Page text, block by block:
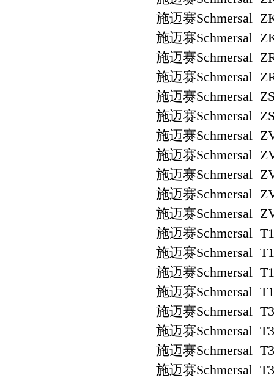
施迈赛Schmersal
施迈赛Schmersal
施迈赛Schmersal
施迈赛Schmersal
施迈赛Schmersal
施迈赛Schmersal
施迈赛Schmersal
施迈赛Schmersal
施迈赛Schmersal
施迈赛Schmersal
施迈赛Schmersal
施迈赛Schmersal
施迈赛Schmersal
施迈赛Schmersal
施迈赛Schmersal
施迈赛Schmersal
施迈赛Schmersal
施迈赛Schmersal
施迈赛Schmersal